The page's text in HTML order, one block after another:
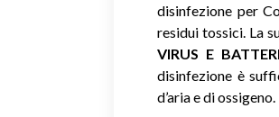
disinfezione per
residui tossici. La
VIRUS E BATTERI
disinfezione è
d’aria e di ossigeno.